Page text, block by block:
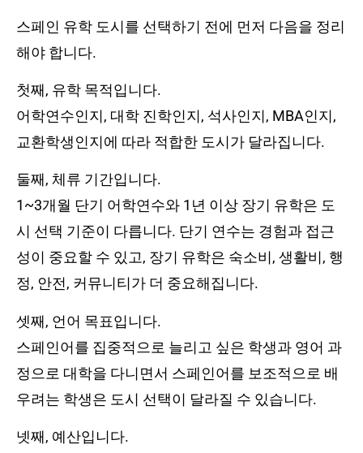
스페인 유학 도시를 선택하기 전에 먼저 다음을 정리
해야 합니다.
첫째, 유학 목적입니다.
어학연수인지, 대학 진학인지, 석사인지, MBA인지,
교환학생인지에 따라 적합한 도시가 달라집니다.
둘째, 체류 기간입니다.
1~3개월 단기 어학연수와 1년 이상 장기 유학은 도
시 선택 기준이 다릅니다. 단기 연수는 경험과 접근
성이 중요할 수 있고, 장기 유학은 숙소비, 생활비, 행
정, 안전, 커뮤니티가 더 중요해집니다.
셋째, 언어 목표입니다.
스페인어를 집중적으로 늘리고 싶은 학생과 영어 과
정으로 대학을 다니면서 스페인어를 보조적으로 배
우려는 학생은 도시 선택이 달라질 수 있습니다.
넷째, 예산입니다.